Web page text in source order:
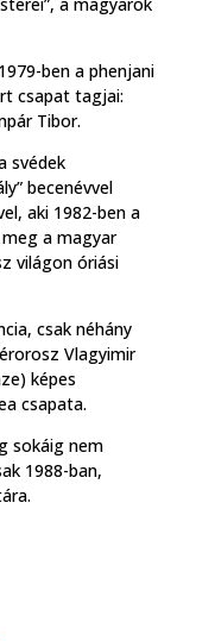
ben a phenjani
csapat tagjai:
Tibor.
svédek
becenévvel
aki 1982-ben a
a magyar
világon óriási
csak néhány
Vlagyimir
képes
csapata.
sokáig nem
1988-ban,